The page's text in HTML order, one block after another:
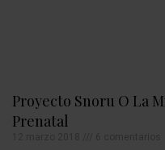
Proyecto Snoru O La
Prenatal